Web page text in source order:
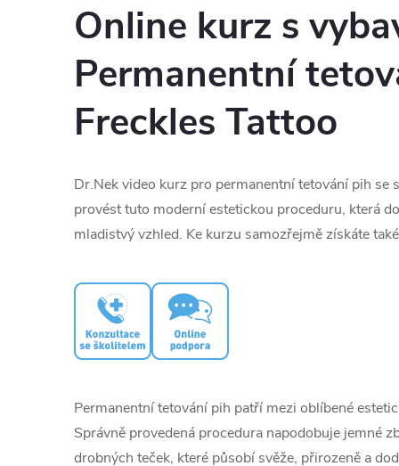
Online kurz s
Permanentní
Freckles Tattoo
Dr.Nek video kurz pro permanentní tetování pih se
provést tuto moderní estetickou proceduru, která
mladistvý vzhled. Ke kurzu samozřejmě získáte
Permanentní tetování pih patří mezi oblíbené
Správně provedená procedura napodobuje jemné
drobných teček, které působí svěže, přirozeně a